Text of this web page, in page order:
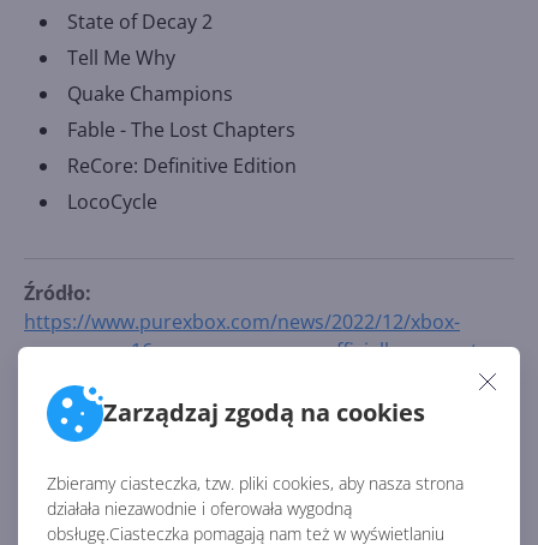
Zarządzaj zgodą na cookies
Zbieramy ciasteczka, tzw. pliki cookies, aby nasza strona
działała niezawodnie i oferowała wygodną
obsługę.Ciasteczka pomagają nam też w wyświetlaniu
State of Decay 2
Tell Me Why
Quake Champions
Fable - The Lost Chapters
ReCore: Definitive Edition
LocoCycle
Źródło:
https://www.purexbox.com/news/2022/12/xbox-
announces-16-more-games-now-officially-supported-
on-steam-deck
AKTUALNOŚCI Z KATEGORII USŁUGI